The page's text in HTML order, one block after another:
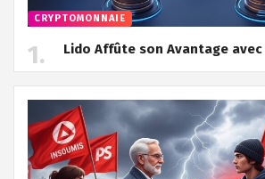
CRYPTOMONNAIE
Lido Affûte son Avantage avec